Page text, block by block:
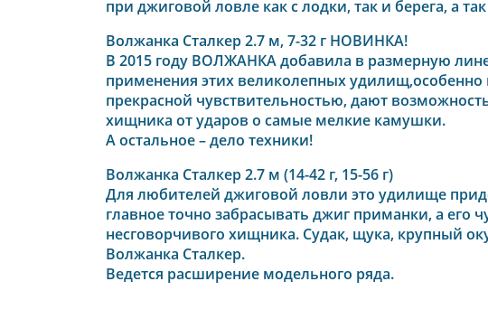
при джиговой ловле как с лодки, так и берега, а
Волжанка Сталкер 2.7 м, 7-32 г НОВИНКА!
В 2015 году ВОЛЖАНКА добавила в размерную
применения этих великолепных удилищ,особенно
прекрасной чувствительностью, дают
хищника от ударов о самые мелкие камушки.
А остальное – дело техники!
Волжанка Сталкер 2.7 м (14-42 г, 15-56 г)
Для любителей джиговой ловли это удилище
главное точно забрасывать джиг приманки, а его
несговорчивого хищника. Судак, щука, крупный
Волжанка Сталкер.
Ведется расширение модельного ряда.